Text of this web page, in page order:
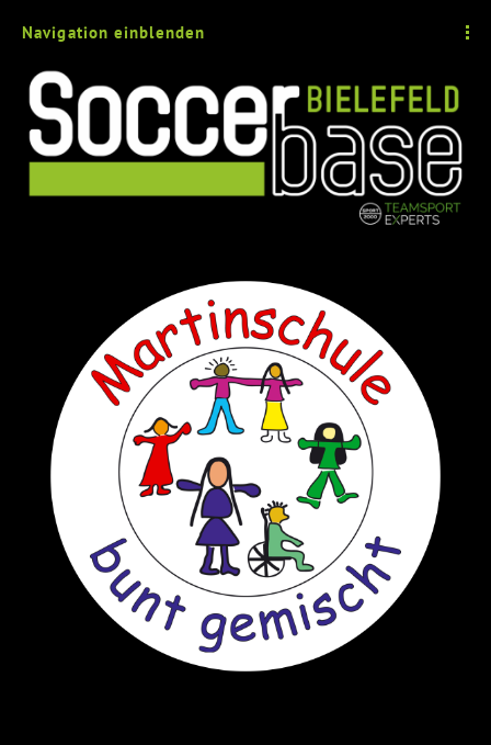
Navigation einblenden